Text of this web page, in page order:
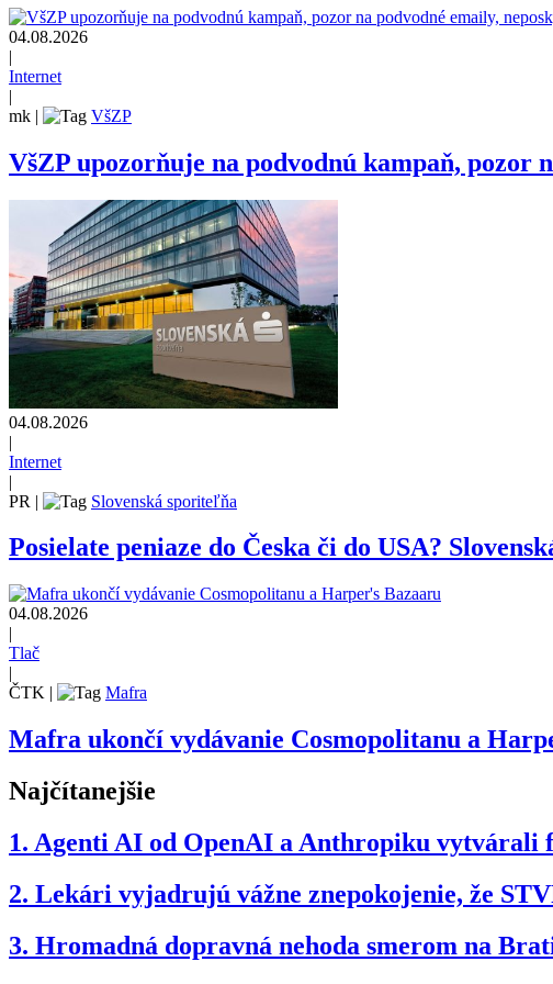
04.08.2026
|
Internet
|
mk | VšZP
VšZP upozorňuje na podvodnú kampaň, pozor
04.08.2026
|
Internet
|
PR | Slovenská sporiteľňa
Posielate peniaze do Česka či do USA?
04.08.2026
|
Tlač
|
ČTK | Mafra
Mafra ukončí vydávanie Cosmopolitanu a
Najčítanejšie
1. Agenti AI od OpenAI a Anthropiku vytvárali
2. Lekári vyjadrujú vážne znepokojenie, že
3. Hromadná dopravná nehoda smerom na